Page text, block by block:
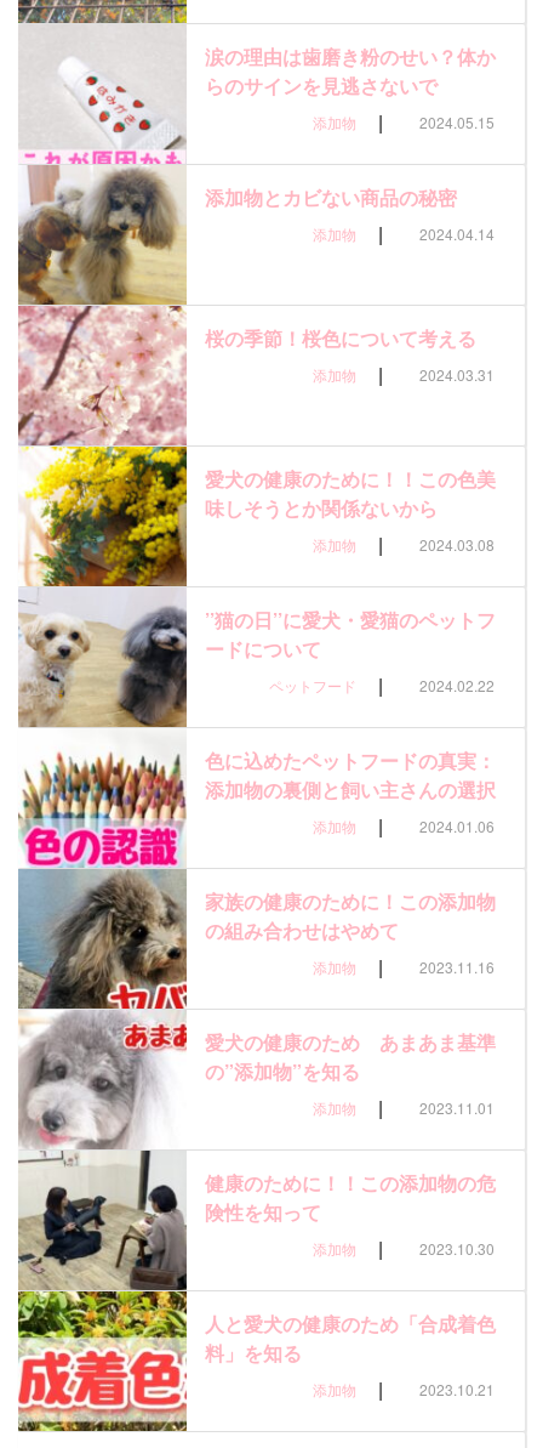
涙の理由は歯磨き粉のせい？体か
らのサインを見逃さないで
添加物 | 2024.05.15
添加物とカビない商品の秘密
添加物 | 2024.04.14
桜の季節！桜色について考える
添加物 | 2024.03.31
愛犬の健康のために！！この色美
味しそうとか関係ないから
添加物 | 2024.03.08
’’猫の日’’に愛犬・愛猫のペットフ
ードについて
ペットフード | 2024.02.22
色に込めたペットフードの真実：
添加物の裏側と飼い主さんの選択
添加物 | 2024.01.06
家族の健康のために！この添加物
の組み合わせはやめて
添加物 | 2023.11.16
愛犬の健康のため あまあま基準
の”添加物”を知る
添加物 | 2023.11.01
健康のために！！この添加物の危
険性を知って
添加物 | 2023.10.30
人と愛犬の健康のため「合成着色
料」を知る
添加物 | 2023.10.21